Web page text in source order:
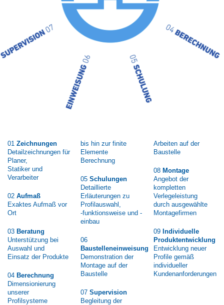
01 Zeichnungen
Detailzeichnungen für
Planer,
Statiker und
Verarbeiter
02 Aufmaß
Exaktes Aufmaß vor
Ort
03 Beratung
Unterstützung bei
Auswahl und
Einsatz der Produkte
04 Berechnung
Dimensionierung
unserer
Profilsysteme
bis hin zur finite
Elemente
Berechnung
05 Schulungen
Detaillierte
Erläuterungen zu
Profilauswahl,
-funktionsweise und -
einbau
06
Baustelleneinweisung
Demonstration der
Montage auf der
Baustelle
07 Supervision
Begleitung der
Arbeiten auf der
Baustelle
08 Montage
Angebot der
kompletten
Verlegeleistung
durch ausgewählte
Montagefirmen
09 Individuelle
Produktentwicklung
Entwicklung neuer
Profile gemäß
individueller
Kundenanforderungen